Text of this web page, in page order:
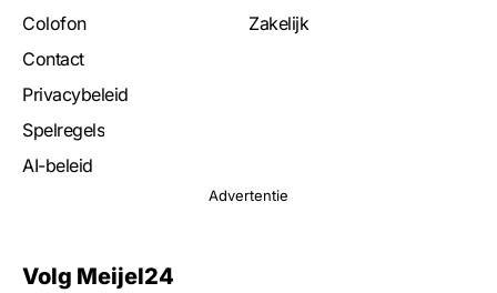
Colofon
Contact
Privacybeleid
Spelregels
AI-beleid
Zakelijk
Advertentie
Volg Meijel24